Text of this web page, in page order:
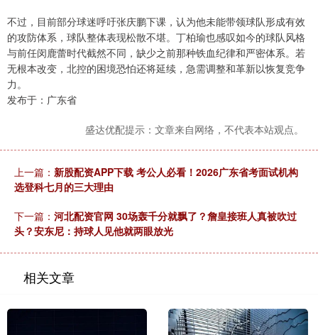
不过，目前部分球迷呼吁张庆鹏下课，认为他未能带领球队形成有效
的攻防体系，球队整体表现松散不堪。丁柏瑜也感叹如今的球队风格
与前任闵鹿蕾时代截然不同，缺少之前那种铁血纪律和严密体系。若
无根本改变，北控的困境恐怕还将延续，急需调整和革新以恢复竞争
力。
发布于：广东省
盛达优配提示：文章来自网络，不代表本站观点。
上一篇： 新股配资APP下载 考公人必看！2026广东省考面试机构
选登科七月的三大理由
下一篇： 河北配资官网 30场轰千分就飘了？詹皇接班人真被吹过
头？安东尼：持球人见他就两眼放光
相关文章